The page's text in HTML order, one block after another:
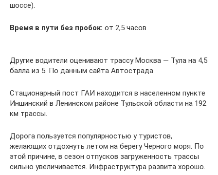
шоссе).
Время в пути без пробок: от 2,5 часов
Другие водители оценивают трассу Москва — Тула на 4,5
балла из 5. По данным сайта Автострада
Стационарный пост ГАИ находится в населенном пункте
Иншинский в Ленинском районе Тульской области на 192
км трассы.
Дорога пользуется популярностью у туристов,
желающих отдохнуть летом на берегу Черного моря. По
этой причине, в сезон отпусков загруженность трассы
сильно увеличивается. Инфраструктура развита хорошо.